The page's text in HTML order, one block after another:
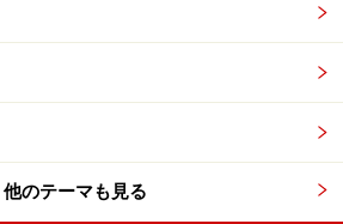
他のテーマも見る